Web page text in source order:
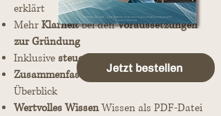
erklärt
MehrKlarheitbei denVoraussetzungen
zur Gründung
Inklusivesteuerlicher Besonderheiten
Zusammenfassungenfür den schnellen
Überblick
Wertvolles WissenWissen als PDF-Datei
Jetzt bestellen